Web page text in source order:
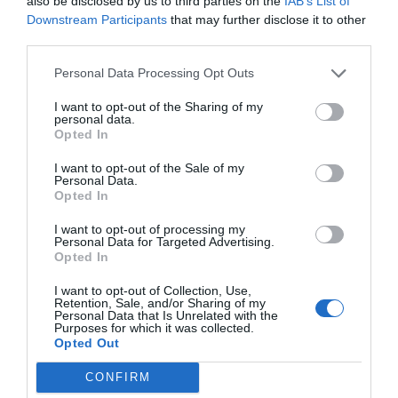
Downstream Participants that may further disclose it to other
Personal Data Processing Opt Outs
I want to opt-out of the Sharing of my
personal data.
Opted In
I want to opt-out of the Sale of my
Personal Data.
Opted In
I want to opt-out of processing my
Personal Data for Targeted Advertising.
Opted In
I want to opt-out of Collection, Use,
Retention, Sale, and/or Sharing of my
Personal Data that Is Unrelated with the
Purposes for which it was collected.
Opted Out
CONFIRM
Estigues informat amb les últimes notícies d'actualitat
ACTIVAR ARA
RELACIONADES
Lleida, marca global
Lleida,